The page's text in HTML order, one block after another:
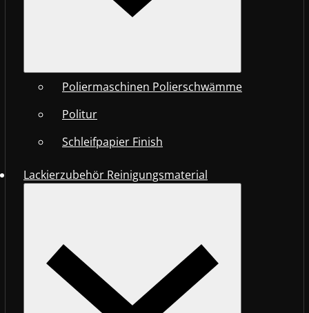
Poliermaschinen Polierschwämme
Politur
Schleifpapier Finish
Lackierzubehör Reinigungsmaterial